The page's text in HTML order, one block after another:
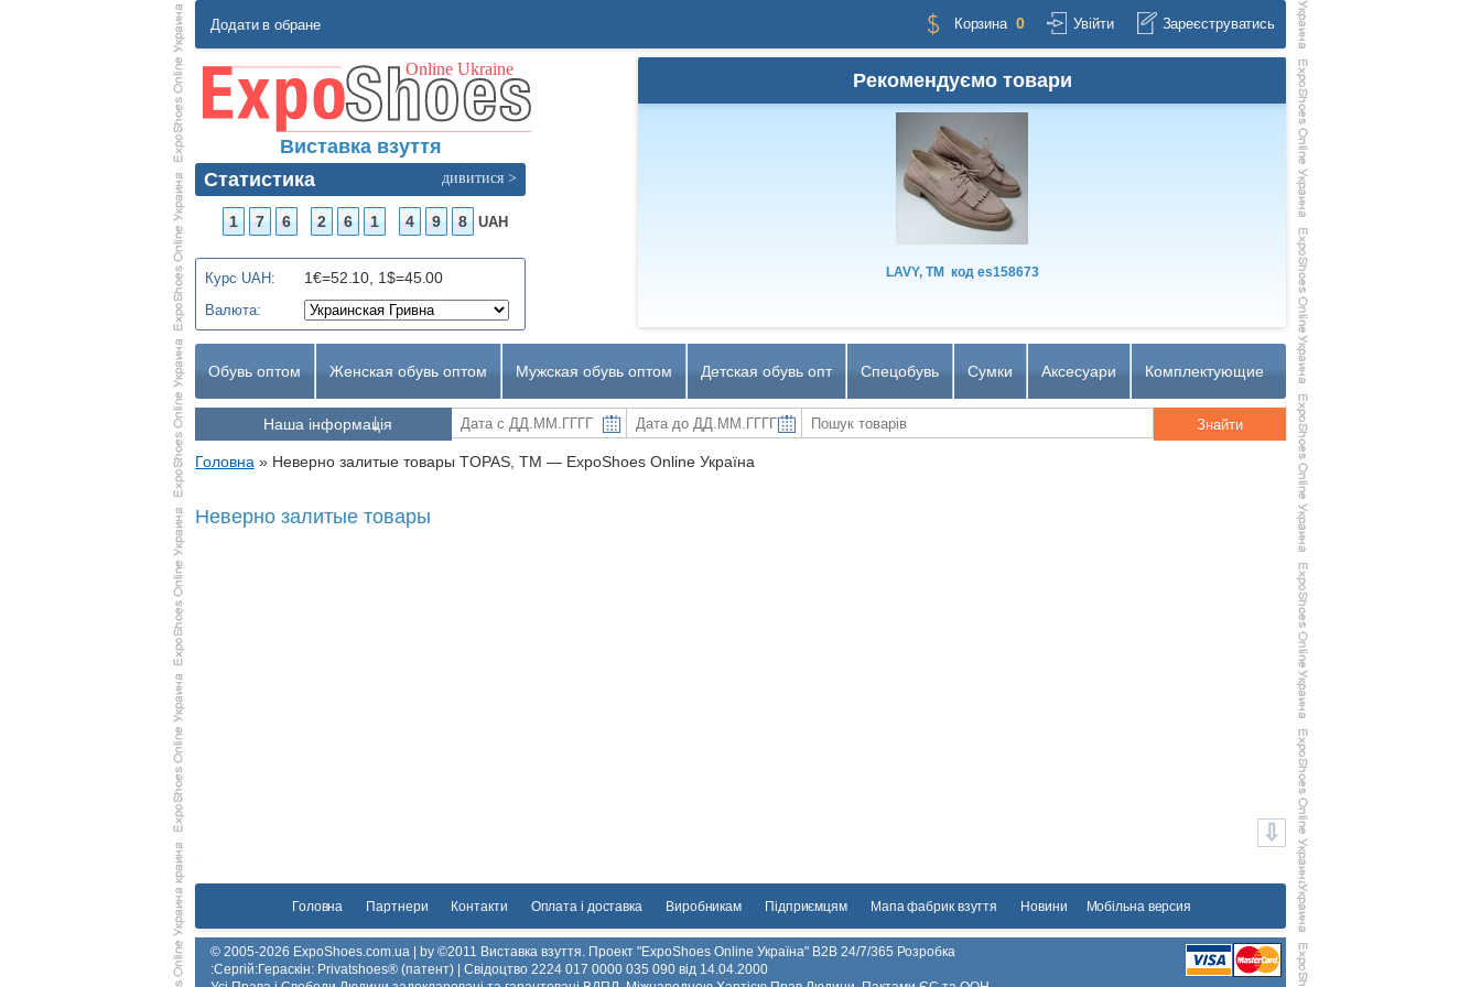
Додати в обране Корзина 0 Увійти Зареєструватись
Виставка взуття
Статистика
дивитися >
1 7 6 2 6 1 4 9 8 UAH
Курс UAH: 1€=52.10, 1$=45.00
Валюта:
Рекомендуємо товари
LAVY, TM кодes158673
Обувь оптом Женская обувь оптом Мужская обувь оптом Детская обувь опт Спецобувь Сумки Аксесуари Комплектующие
Наша інформація
Головна » Неверно залитые товары TOPAS, TM ― ExpoShoes Online Україна
Неверно залитые товары
Головна Партнери Контакти Оплата і доставка Виробникам Підприємцям Мапа фабрик взуття Новини Мобільна версия
© 2005-2026 ExpoShoes.com.ua | by ©2011 Виставка взуття. Проект "ExpoShoes Online Україна" B2B 24/7/365 Розробка
:Сергій:Гераскін: Privatshoes® (патент) | Свідоцтво 2224 017 0000 035 090 від 14.04.2000